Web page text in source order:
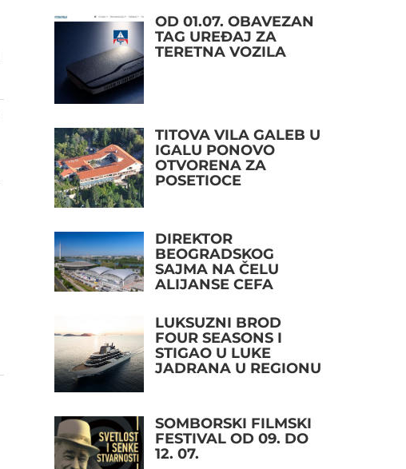
OD 01.07. OBAVEZAN
TAG UREĐAJ ZA
TERETNA VOZILA
TITOVA VILA GALEB U
IGALU PONOVO
OTVORENA ZA
POSETIOCE
DIREKTOR
BEOGRADSKOG
SAJMA NA ČELU
ALIJANSE CEFA
LUKSUZNI BROD
FOUR SEASONS I
STIGAO U LUKE
JADRANA U REGIONU
SOMBORSKI FILMSKI
FESTIVAL OD 09. DO
12. 07.